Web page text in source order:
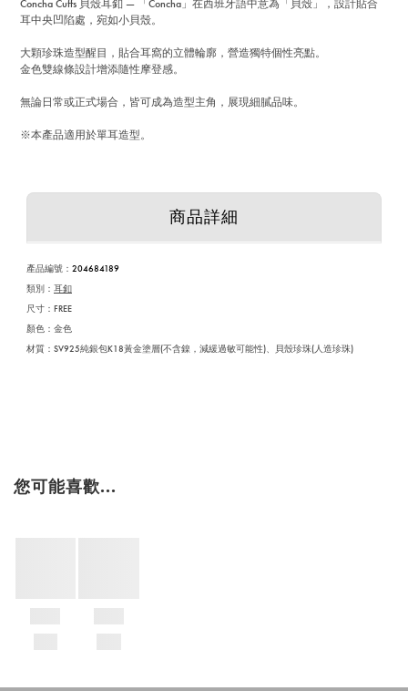
Concha Cuffs 貝殼耳釦 — 「Concha」在西班牙語中意為「貝殼」，設計貼合
耳中央凹陷處，宛如小貝殼。
大顆珍珠造型醒目，貼合耳窩的立體輪廓，營造獨特個性亮點。
金色雙線條設計增添隨性摩登感。
無論日常或正式場合，皆可成為造型主角，展現細膩品味。
※本產品適用於單耳造型。
商品詳細
產品編號 ： 204684189
類別： 耳釦
尺寸：FREE
顏色：金色
材質：SV925純銀包K18黃金塗層(不含鎳，減緩過敏可能性)、貝殼珍珠(人造珍珠)
您可能喜歡...